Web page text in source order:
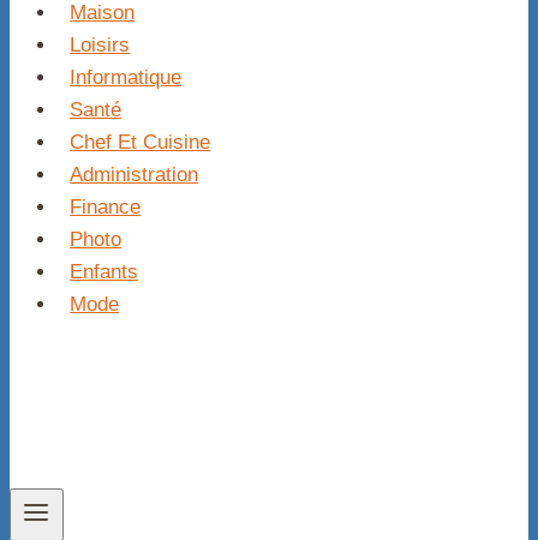
Maison
Loisirs
Informatique
Santé
Chef Et Cuisine
Administration
Finance
Photo
Enfants
Mode